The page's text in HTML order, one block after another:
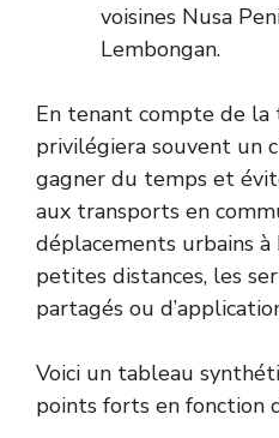
voisines Nusa
Lembongan.
En tenant compte de la
privilégiera souvent un
gagner du temps et
aux transports en
déplacements urbains à
petites distances, les
partagés ou
Voici un tableau
points forts en fonction